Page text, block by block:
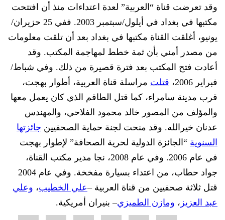
وقد تعرضت قناة “العربية” لعدة اعتداءات منذ أن افتتحت
مكتبها في بغداد في أيلول/سبتمبر 2003. ففي 25 حزيران/
يونيو، أغلقت القناة مكتبها في بغداد بعد أن تلقت معلومات
من مصدر أمني بأن ثمة خطط لمهاجمة المكتب. وقد
أعادت فتح المكتب بعد فترة قصيرة من ذلك. وفي شباط/
فبراير 2006،
قتلت مراسلة قناة العربية، أطوار بهجت،
قرب مدينة سامراء، كما قتل الطاقم الذي كان يعمل معها
والمؤلف من المصور خالد محمود الفلاحي، والمهندس
عدنان خيرالله. وقد منحت لجنة حماية الصحفيين جائزتها
السنوية “الجائزة الدولية لحرية الصحافة” لإطوار بهجت
في عام 2006. وفي عام 2008، نجا مدير مكتب القناة،
جواد حطاب، من اعتداء بسيارة مفخخة. وفي عام 2004
قتل ثلاثة صحفيين من قناة العربية –علي الخطيب، وعلي
عبد العزيز ، ومازن الطميزي– بنيران أمريكية.